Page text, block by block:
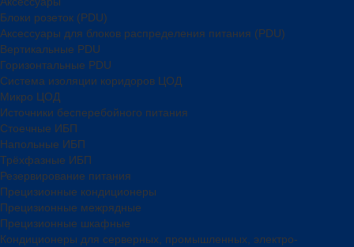
Блоки розеток (PDU)
Аксессуары для блоков распределения питания (PDU)
Вертикальные PDU
Горизонтальные PDU
Система изоляции коридоров ЦОД
Микро ЦОД
Источники бесперебойного питания
Стоечные ИБП
Напольные ИБП
Трёхфазные ИБП
Резервирование питания
Прецизионные кондиционеры
Прецизионные межрядные
Прецизионные шкафные
Кондиционеры для серверных, промышленных, электро-